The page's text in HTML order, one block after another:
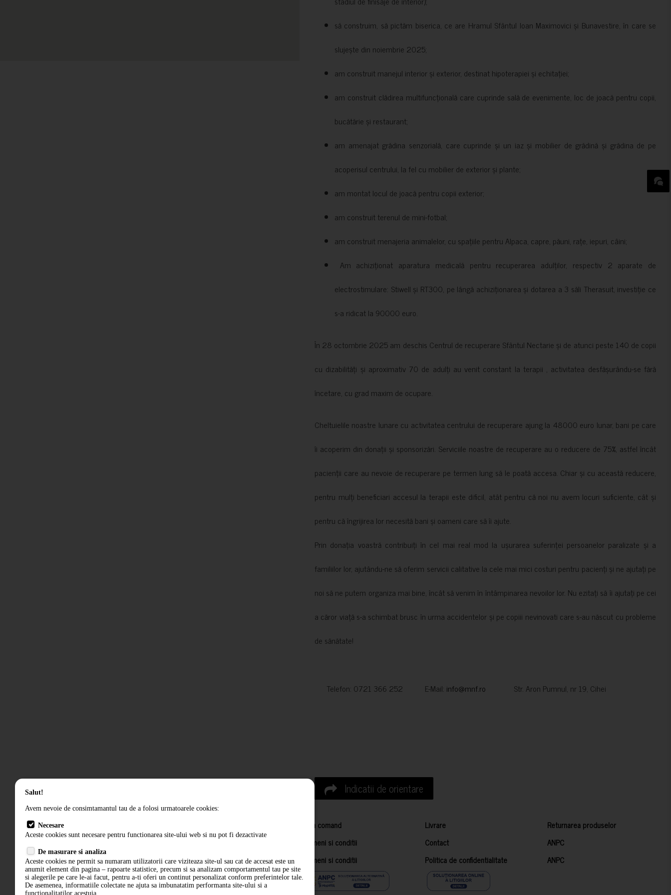
să construim, să pictăm biserica, ce are Hramul Sfântul Ioan Maximovici și Bunavestire, în care se
slujește din noiembrie 2025;
am construit manejul interior și exterior, destinat hipoterapiei și echitației;
am construit clădirea multifuncțională care cuprinde sală de evenimente, loc de joacă pentru copii,
bucătărie și restaurant;
am amenajat grădina senzorială, care cuprinde și un iaz și mobilier de grădină și grădina de pe
acoperisul centrului, la fel cu mobilier de exterior și plante;
am montat locul de joacă pentru copii exterior;
am construit terenul de mini-fotbal;
am construit menajeria animalelor, cu spațiile pentru Alpaca, capre, păuni, rațe, iepuri, câini;
Am achiziționat aparatura medicală pentru recuperarea adulților, respectiv 2 aparate de
electrostimulare: Stiwell și RT300, pe lângă achiziționarea și dotarea a 3 săli Therasuit, investiție ce
s-a ridicat la 90000 euro.
În 28 octombrie 2025 am deschis Centrul de recuperare Sfântul Nectarie și de atunci peste 140 de copii
cu dizabilități și aproximativ 70 de adulți au venit constant la terapii , activitatea desfășurându-se fără
încetare, cu grad maxim de ocupare.
Cheltuielile noastre lunare cu activitatea centrului de recuperare ajung la 48000 euro lunar, bani pe care
îi acoperim din donații și sponsorizări. Serviciile noastre de recuperare au o reducere de 75%, astfel încât
pacienții care au nevoie de recuperare pe termen lung să le poată accesa. Chiar și cu această reducere,
pentru mulți beneficiari accesul la terapii este dificil, atât pentru că noi nu avem locuri suficiente, cât și
pentru că îngrijirea lor necesită bani și oameni care să îi ajute.
Prin donația voastră contribuiți în cel mai real mod la ușurarea suferinței persoanelor paralizate și a
familiilor lor, ajutându-ne să oferim servicii calitative la cele mai mici costuri pentru pacienți și ne ajutați pe
noi să ne putem organiza mai bine, încât să venim în întâmpinarea nevoilor lor. Nu ezitați să îi ajutați pe cei
a căror viață s-a schimbat brusc în urma accidentelor și pe copiii nevinovati care s-au născut cu probleme
de sănătate!
Telefon: 0721 366 252 E-Mail: info@mnf.ro Str. Aron Pumnul, nr 19, Cihei
Indicatii de orientare
Cum comand Livrare
Returnarea produselor
Termeni si conditii
Contact
ANPC
Termeni si conditii
Politica de confidentialitate ANPC
Salut!
Avem nevoie de consimtamantul tau de a folosi urmatoarele cookies:
Necesare
Aceste cookies sunt necesare pentru functionarea site-ului web si nu pot fi dezactivate
De masurare si analiza
Aceste cookies ne permit sa numaram utilizatorii care viziteaza site-ul sau cat de accesat este un
anumit element din pagina – rapoarte statistice, precum si sa analizam comportamentul tau pe site
si alegerile pe care le-ai facut, pentru a-ti oferi un continut personalizat conform preferintelor tale.
De asemenea, informatiile colectate ne ajuta sa imbunatatim performanta site-ului si a
functionalitatilor acestuia.